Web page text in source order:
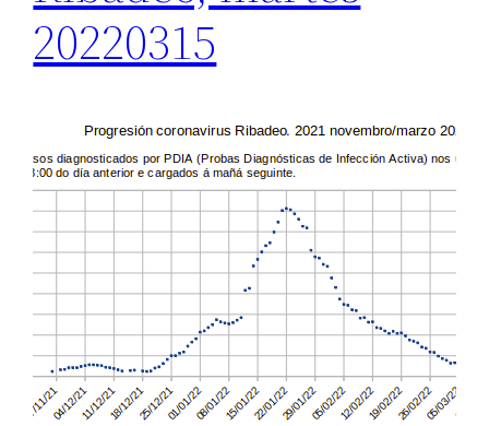
20220315